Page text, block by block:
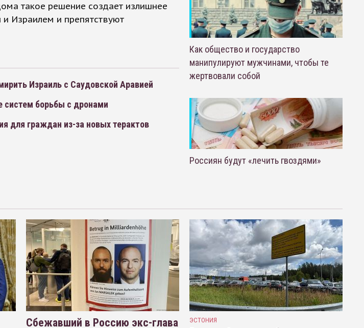
такое решение создает излишнее
Израилем и препятствуют
Израиль с Саудовской Аравией
систем борьбы с дронами
для граждан из-за новых терактов
Как общество и государство
манипулируют мужчинами, чтобы те
жертвовали собой
Россиян будут «лечить гвоздями»
Сбежавший в Россию экс-глава
ЭСТОНИЯ